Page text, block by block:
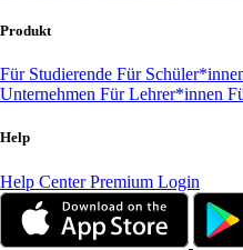
Produkt
Für Studierende Für
Unternehmen Für Lehrer*innen
Help
Help CenterPremium Login